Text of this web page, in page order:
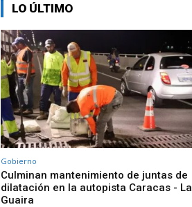
LO ÚLTIMO
Gobierno
Culminan mantenimiento de juntas de
dilatación en la autopista Caracas - La
Guaira